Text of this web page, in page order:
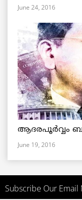
June 24, 2016
ആദരപൂര്‍വ്വം
June 19, 2016
Subscribe Our Email